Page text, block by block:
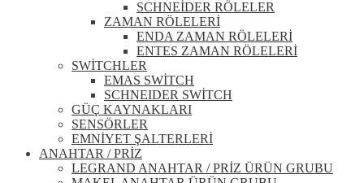
SCHNEİDER RÖLELER
ZAMAN RÖLELERİ
ENDA ZAMAN RÖLELERİ
ENTES ZAMAN RÖLELERİ
SWİTCHLER
EMAS SWİTCH
SCHNEIDER SWİTCH
GÜÇ KAYNAKLARI
SENSÖRLER
EMNİYET ŞALTERLERİ
ANAHTAR / PRİZ
LEGRAND ANAHTAR / PRİZ ÜRÜN GRUBU